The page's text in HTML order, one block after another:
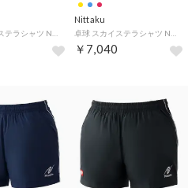
Nittaku
￥7,040